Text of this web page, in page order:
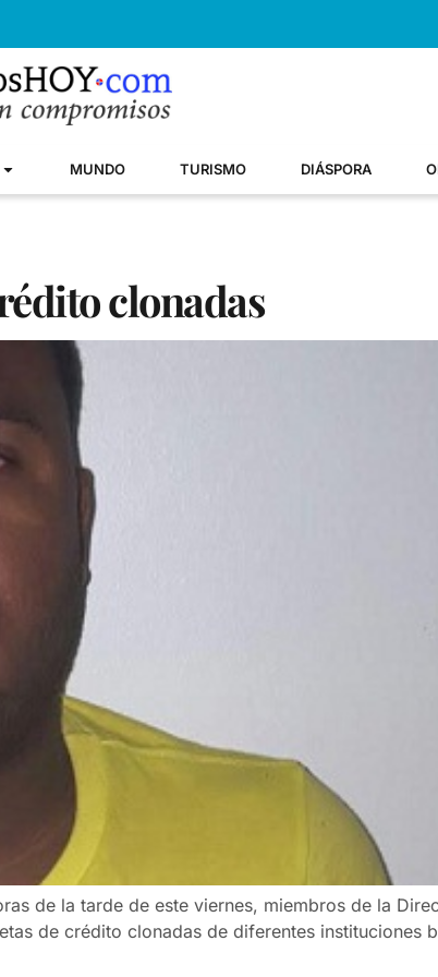
MUNDO TURISMO DIÁSPORA
clonadas
de la tarde de este viernes, miembros de la
de crédito clonadas de diferentes instituciones